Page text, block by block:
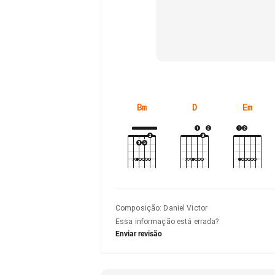
Bm D Em
Composição: Daniel Victor
Essa informação está errada?
Enviar revisão